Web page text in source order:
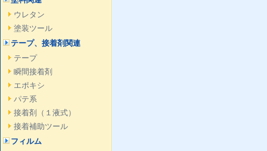
ウレタン
塗装ツール
テープ、接着剤関連
テープ
瞬間接着剤
エポキシ
パテ系
接着剤（１液式）
接着補助ツール
フィルム